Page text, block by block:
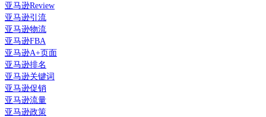
亚马逊Review
亚马逊引流
亚马逊物流
亚马逊FBA
亚马逊A+页面
亚马逊排名
亚马逊关键词
亚马逊促销
亚马逊流量
亚马逊政策